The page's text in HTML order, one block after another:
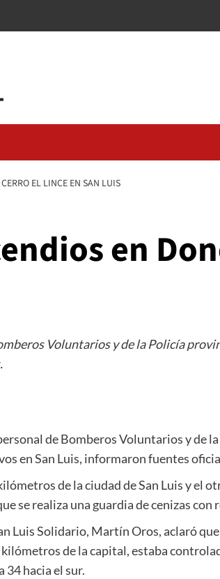
EL LINCE EN SAN LUIS
en
Voluntarios y de la Policía
de Bomberos Voluntarios y de
en San Luis, informaron fuentes
de la ciudad de San Luis y el
se realiza una guardia de cenizas
Luis Solidario, Martín Oros, aclaró
de la capital, estaba
34 hacia el sur.